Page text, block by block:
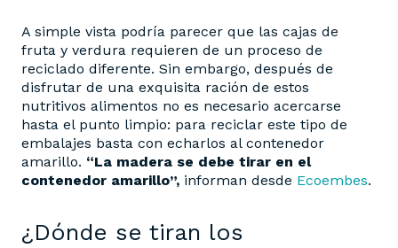
A simple vista podría parecer que las cajas de
fruta y verdura requieren de un proceso de
reciclado diferente. Sin embargo, después de
disfrutar de una exquisita ración de estos
nutritivos alimentos no es necesario acercarse
hasta el punto limpio: para reciclar este tipo de
embalajes basta con echarlos al contenedor
amarillo. “La madera se debe tirar en el
contenedor amarillo”, informan desde Ecoembes.
¿Dónde se tiran los